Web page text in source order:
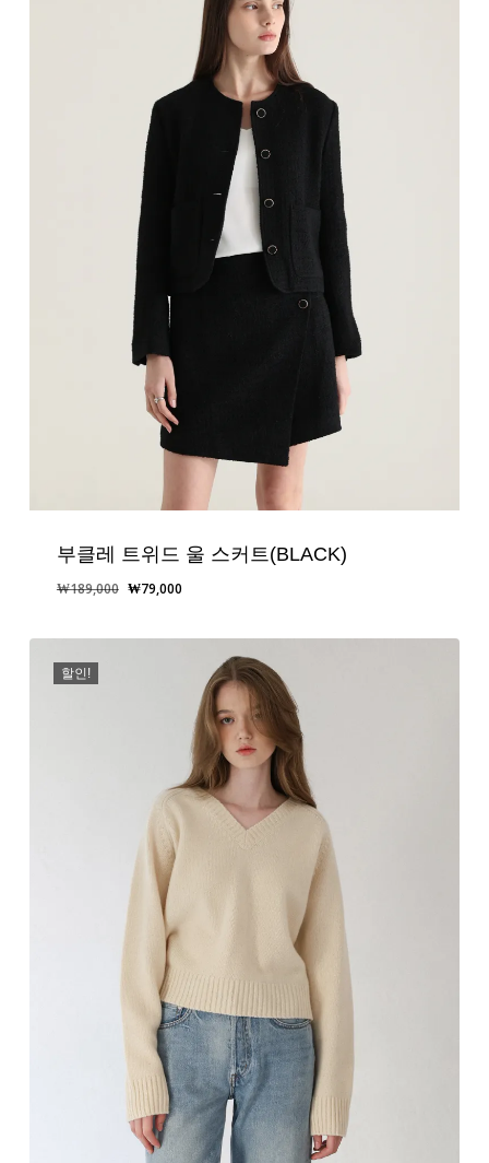
부클레 트위드 울 스커트(BLACK)
₩189,000 원
가
₩79,000현
가
₩79,000.
할인!